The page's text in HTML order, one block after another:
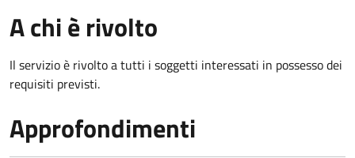
A chi è rivolto
Il servizio è rivolto a tutti i soggetti interessati in possesso dei
requisiti previsti.
Approfondimenti